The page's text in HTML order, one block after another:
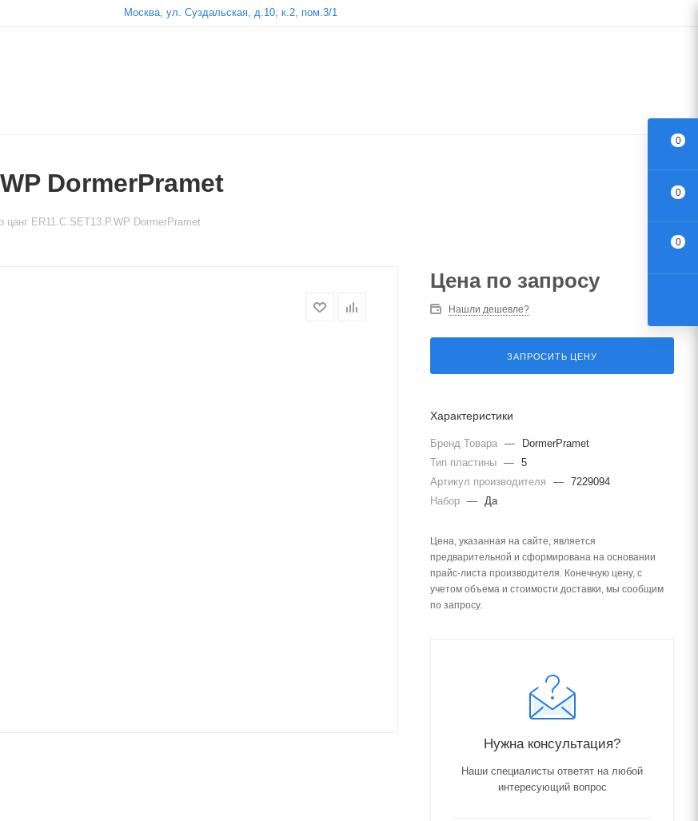
Москва, ул. Суздальская, д.10, к.2, пом.3/1
DormerPramet
цанг ER11.C.SET13.P.WP DormerPramet
Цена по запросу
Нашли дешевле?
ЗАПРОСИТЬ ЦЕНУ
Характеристики
Бренд Товара —
DormerPramet
Тип пластины — 5
Артикул производителя
— 7229094
Набор — Да
Цена, указанная на сайте, является
предварительной и сформирована на основании
прайс-листа производителя. Конечную цену, с
учетом объема и стоимости доставки, мы сообщим
по запросу.
Нужна консультация?
Наши специалисты ответят на любой
интересующий вопрос
0
0
0